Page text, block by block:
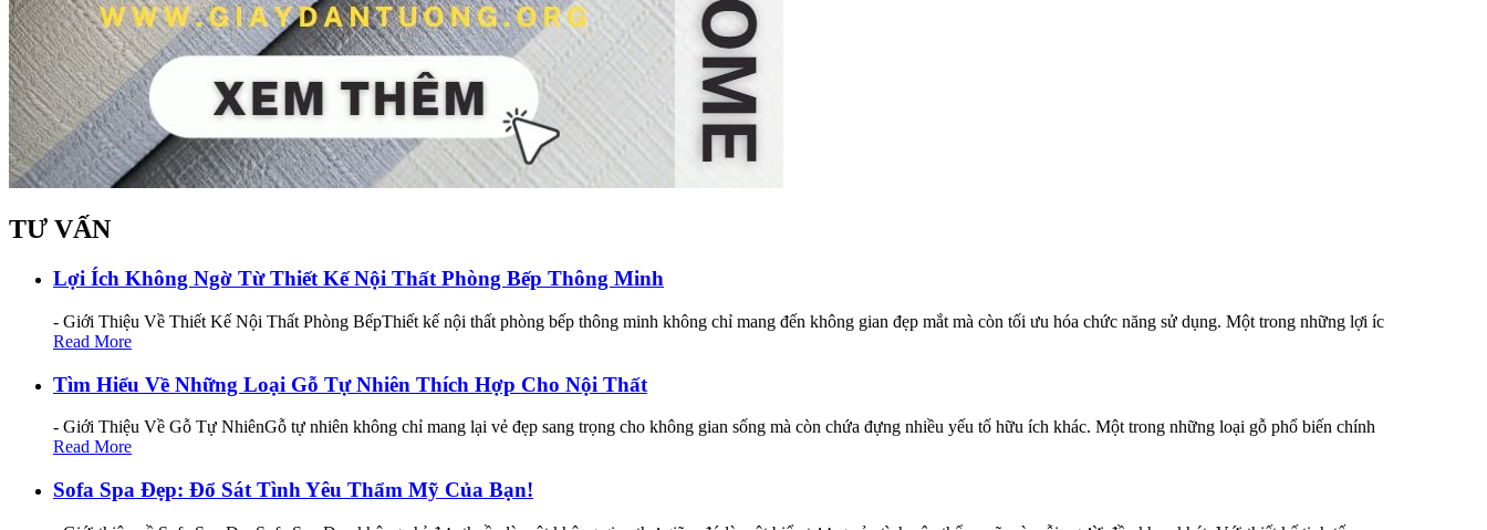
TƯ VẤN
Lợi Ích Không Ngờ Từ Thiết Kế Nội Thất Phòng Bếp Thông Minh
- Giới Thiệu Về Thiết Kế Nội Thất Phòng BếpThiết kế nội thất phòng bếp thông minh không chỉ mang đến không gian đẹp mắt mà còn tối ưu hóa chức năng sử dụng. Một trong những lợi íc
Read More
Tìm Hiểu Về Những Loại Gỗ Tự Nhiên Thích Hợp Cho Nội Thất
- Giới Thiệu Về Gỗ Tự NhiênGỗ tự nhiên không chỉ mang lại vẻ đẹp sang trọng cho không gian sống mà còn chứa đựng nhiều yếu tố hữu ích khác. Một trong những loại gỗ phổ biến chính
Read More
Sofa Spa Đẹp: Đổ Sát Tình Yêu Thẩm Mỹ Của Bạn!